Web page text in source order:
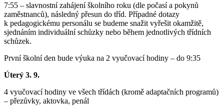
7:55 – slavnostní zahájení školního roku (dle počasí a pokynů
zaměstnanců), následný přesun do tříd. Případné dotazy
k pedagogickému personálu se budeme snažit vyřešit okamžitě,
sjednáním individuální schůzky nebo během jednotlivých třídních
schůzek.
První školní den bude výuka na 2 vyučovací hodiny – do 9:35
Úterý 3. 9.
4 vyučovací hodiny ve všech třídách (kromě adaptačních programů)
– přezůvky, aktovka, penál